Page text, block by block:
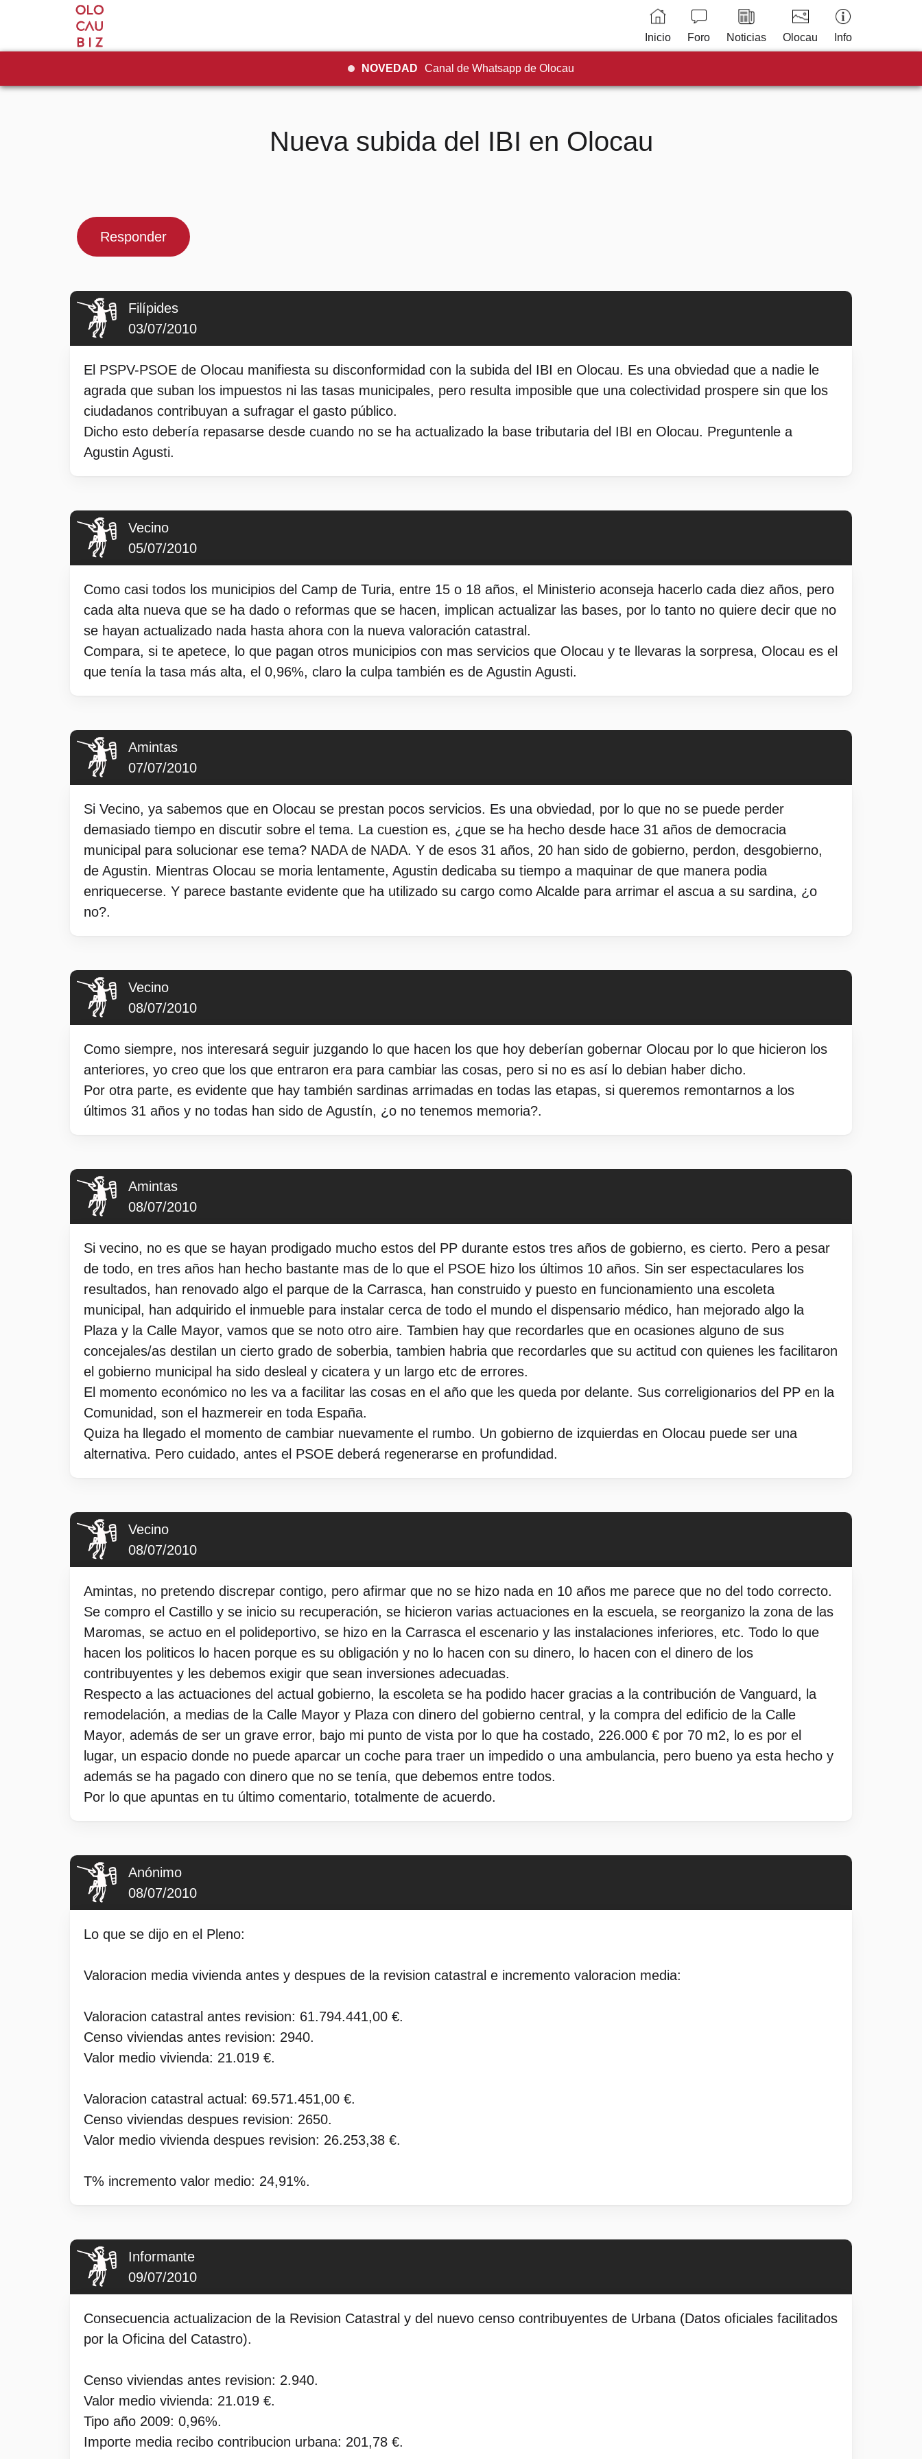
Inicio Foro Noticias Olocau Info
NOVEDAD Canal de Whatsapp de Olocau
Nueva subida del IBI en Olocau
Responder
Filípides
03/07/2010
El PSPV-PSOE de Olocau manifiesta su disconformidad con la subida del IBI en Olocau. Es una obviedad que a nadie le
agrada que suban los impuestos ni las tasas municipales, pero resulta imposible que una colectividad prospere sin que los
ciudadanos contribuyan a sufragar el gasto público.
Dicho esto debería repasarse desde cuando no se ha actualizado la base tributaria del IBI en Olocau. Preguntenle a
Agustin Agusti.
Vecino
05/07/2010
Como casi todos los municipios del Camp de Turia, entre 15 o 18 años, el Ministerio aconseja hacerlo cada diez años, pero
cada alta nueva que se ha dado o reformas que se hacen, implican actualizar las bases, por lo tanto no quiere decir que no
se hayan actualizado nada hasta ahora con la nueva valoración catastral.
Compara, si te apetece, lo que pagan otros municipios con mas servicios que Olocau y te llevaras la sorpresa, Olocau es el
que tenía la tasa más alta, el 0,96%, claro la culpa también es de Agustin Agusti.
Amintas
07/07/2010
Si Vecino, ya sabemos que en Olocau se prestan pocos servicios. Es una obviedad, por lo que no se puede perder
demasiado tiempo en discutir sobre el tema. La cuestion es, ¿que se ha hecho desde hace 31 años de democracia
municipal para solucionar ese tema? NADA de NADA. Y de esos 31 años, 20 han sido de gobierno, perdon, desgobierno,
de Agustin. Mientras Olocau se moria lentamente, Agustin dedicaba su tiempo a maquinar de que manera podia
enriquecerse. Y parece bastante evidente que ha utilizado su cargo como Alcalde para arrimar el ascua a su sardina, ¿o
no?.
Vecino
08/07/2010
Como siempre, nos interesará seguir juzgando lo que hacen los que hoy deberían gobernar Olocau por lo que hicieron los
anteriores, yo creo que los que entraron era para cambiar las cosas, pero si no es así lo debian haber dicho.
Por otra parte, es evidente que hay también sardinas arrimadas en todas las etapas, si queremos remontarnos a los
últimos 31 años y no todas han sido de Agustín, ¿o no tenemos memoria?.
Amintas
08/07/2010
Si vecino, no es que se hayan prodigado mucho estos del PP durante estos tres años de gobierno, es cierto. Pero a pesar
de todo, en tres años han hecho bastante mas de lo que el PSOE hizo los últimos 10 años. Sin ser espectaculares los
resultados, han renovado algo el parque de la Carrasca, han construido y puesto en funcionamiento una escoleta
municipal, han adquirido el inmueble para instalar cerca de todo el mundo el dispensario médico, han mejorado algo la
Plaza y la Calle Mayor, vamos que se noto otro aire. Tambien hay que recordarles que en ocasiones alguno de sus
concejales/as destilan un cierto grado de soberbia, tambien habria que recordarles que su actitud con quienes les facilitaron
el gobierno municipal ha sido desleal y cicatera y un largo etc de errores.
El momento económico no les va a facilitar las cosas en el año que les queda por delante. Sus correligionarios del PP en la
Comunidad, son el hazmereir en toda España.
Quiza ha llegado el momento de cambiar nuevamente el rumbo. Un gobierno de izquierdas en Olocau puede ser una
alternativa. Pero cuidado, antes el PSOE deberá regenerarse en profundidad.
Vecino
08/07/2010
Amintas, no pretendo discrepar contigo, pero afirmar que no se hizo nada en 10 años me parece que no del todo correcto.
Se compro el Castillo y se inicio su recuperación, se hicieron varias actuaciones en la escuela, se reorganizo la zona de las
Maromas, se actuo en el polideportivo, se hizo en la Carrasca el escenario y las instalaciones inferiores, etc. Todo lo que
hacen los politicos lo hacen porque es su obligación y no lo hacen con su dinero, lo hacen con el dinero de los
contribuyentes y les debemos exigir que sean inversiones adecuadas.
Respecto a las actuaciones del actual gobierno, la escoleta se ha podido hacer gracias a la contribución de Vanguard, la
remodelación, a medias de la Calle Mayor y Plaza con dinero del gobierno central, y la compra del edificio de la Calle
Mayor, además de ser un grave error, bajo mi punto de vista por lo que ha costado, 226.000 € por 70 m2, lo es por el
lugar, un espacio donde no puede aparcar un coche para traer un impedido o una ambulancia, pero bueno ya esta hecho y
además se ha pagado con dinero que no se tenía, que debemos entre todos.
Por lo que apuntas en tu último comentario, totalmente de acuerdo.
Anónimo
08/07/2010
Lo que se dijo en el Pleno:
Valoracion media vivienda antes y despues de la revision catastral e incremento valoracion media:
Valoracion catastral antes revision: 61.794.441,00 €.
Censo viviendas antes revision: 2940.
Valor medio vivienda: 21.019 €.
Valoracion catastral actual: 69.571.451,00 €.
Censo viviendas despues revision: 2650.
Valor medio vivienda despues revision: 26.253,38 €.
T% incremento valor medio: 24,91%.
Informante
09/07/2010
Consecuencia actualizacion de la Revision Catastral y del nuevo censo contribuyentes de Urbana (Datos oficiales facilitados
por la Oficina del Catastro).
Censo viviendas antes revision: 2.940.
Valor medio vivienda: 21.019 €.
Tipo año 2009: 0,96%.
Importe media recibo contribucion urbana: 201,78 €.